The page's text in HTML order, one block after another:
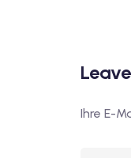
Ihre E-